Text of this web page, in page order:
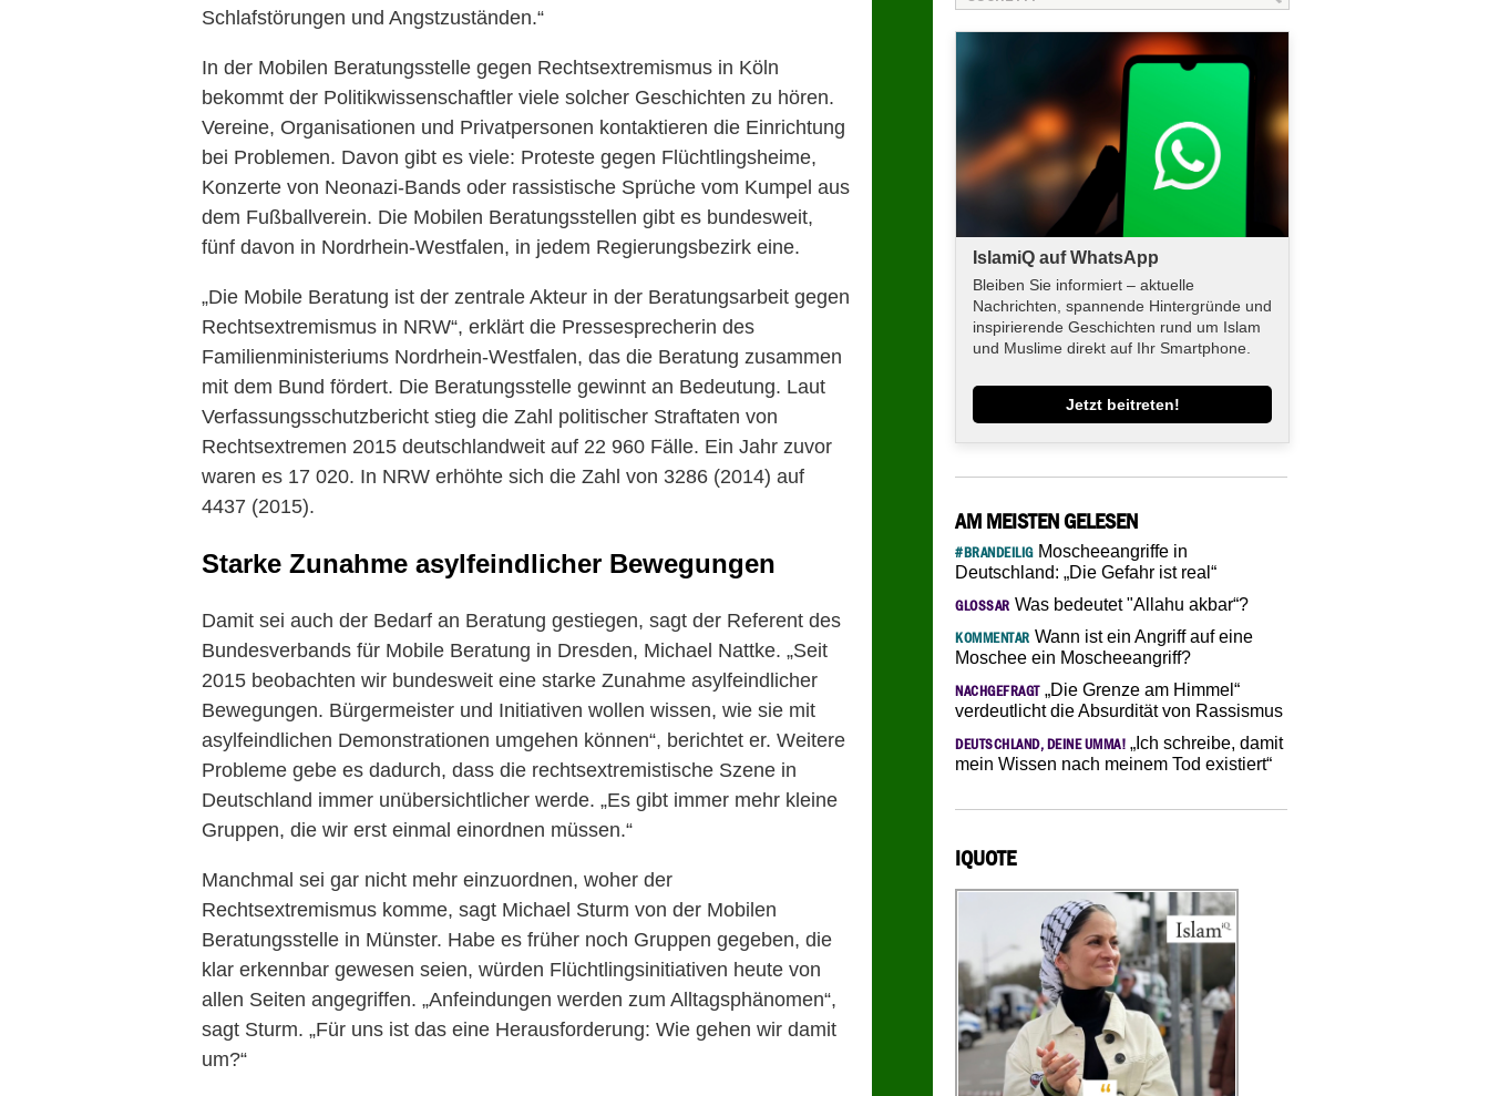
Schlafstörungen und Angstzuständen.“
In der Mobilen Beratungsstelle gegen Rechtsextremismus in Köln
bekommt der Politikwissenschaftler viele solcher Geschichten zu hören.
Vereine, Organisationen und Privatpersonen kontaktieren die Einrichtung
bei Problemen. Davon gibt es viele: Proteste gegen Flüchtlingsheime,
Konzerte von Neonazi-Bands oder rassistische Sprüche vom Kumpel aus
dem Fußballverein. Die Mobilen Beratungsstellen gibt es bundesweit,
fünf davon in Nordrhein-Westfalen, in jedem Regierungsbezirk eine.
„Die Mobile Beratung ist der zentrale Akteur in der Beratungsarbeit gegen
Rechtsextremismus in NRW“, erklärt die Pressesprecherin des
Familienministeriums Nordrhein-Westfalen, das die Beratung zusammen
mit dem Bund fördert. Die Beratungsstelle gewinnt an Bedeutung. Laut
Verfassungsschutzbericht stieg die Zahl politischer Straftaten von
Rechtsextremen 2015 deutschlandweit auf 22 960 Fälle. Ein Jahr zuvor
waren es 17 020. In NRW erhöhte sich die Zahl von 3286 (2014) auf
4437 (2015).
Starke Zunahme asylfeindlicher Bewegungen
Damit sei auch der Bedarf an Beratung gestiegen, sagt der Referent des
Bundesverbands für Mobile Beratung in Dresden, Michael Nattke. „Seit
2015 beobachten wir bundesweit eine starke Zunahme asylfeindlicher
Bewegungen. Bürgermeister und Initiativen wollen wissen, wie sie mit
asylfeindlichen Demonstrationen umgehen können“, berichtet er. Weitere
Probleme gebe es dadurch, dass die rechtsextremistische Szene in
Deutschland immer unübersichtlicher werde. „Es gibt immer mehr kleine
Gruppen, die wir erst einmal einordnen müssen.“
Manchmal sei gar nicht mehr einzuordnen, woher der
Rechtsextremismus komme, sagt Michael Sturm von der Mobilen
Beratungsstelle in Münster. Habe es früher noch Gruppen gegeben, die
klar erkennbar gewesen seien, würden Flüchtlingsinitiativen heute von
allen Seiten angegriffen. „Anfeindungen werden zum Alltagsphänomen“,
sagt Sturm. „Für uns ist das eine Herausforderung: Wie gehen wir damit
um?“
IslamiQ auf WhatsApp
Bleiben Sie informiert – aktuelle
Nachrichten, spannende Hintergründe und
inspirierende Geschichten rund um Islam
und Muslime direkt auf Ihr Smartphone.
Jetzt beitreten!
AM MEISTEN GELESEN
#BRANDEILIGMoscheeangriffe in
Deutschland: „Die Gefahr ist real“
GLOSSAR Was bedeutet "Allahu akbar“?
KOMMENTAR Wann ist ein Angriff auf eine
Moschee ein Moscheeangriff?
NACHGEFRAGT„Die Grenze am Himmel“
verdeutlicht die Absurdität von Rassismus
DEUTSCHLAND, DEINE UMMA! „Ich schreibe, damit
mein Wissen nach meinem Tod existiert“
IQUOTE